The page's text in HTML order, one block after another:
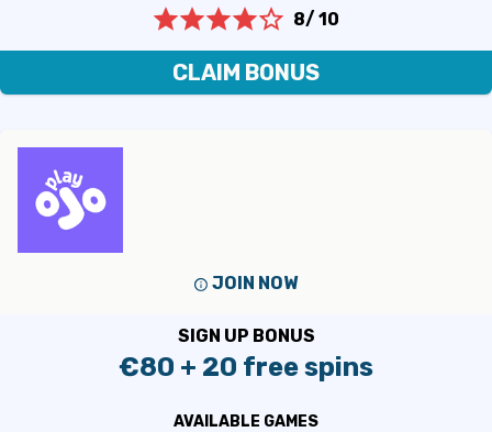
8/ 10
CLAIM BONUS
JOIN NOW
SIGN UP BONUS
€80 + 20 free spins
AVAILABLE GAMES